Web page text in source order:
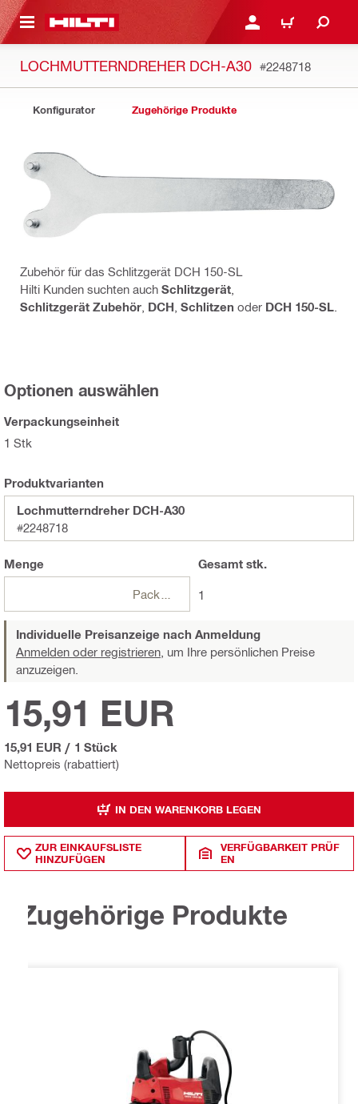
ANMELDEN ODER
WARENKORB
LOCHMUTTERNDREHER DCH-A30 #2248718
Konfigurator Zugehörige Produkte
Zubehör für das Schlitzgerät DCH 150-SL
Hilti Kunden suchten auch Schlitzgerät
Schlitzgerät Zubehör DCH Schlitzen oder DCH 150-SL
Optionen auswählen
Verpackungseinheit
1 Stk
Produktvarianten
Lochmutterndreher DCH-A30
#2248718
Menge
Packungen
Gesamtstk.
1
Individuelle Preisanzeige nach Anmeldung
Anmelden oder registrieren, um Ihre persönlichen Preise
anzuzeigen.
Nettopreis (rabattiert)
15,91 EUR
15,91 EUR / 1 Stück
IN DEN WARENKORB LEGEN
ZUR EINKAUFSLISTE
HINZUFÜGEN
VERFÜGBARKEIT PRÜF
EN
Zugehörige Produkte